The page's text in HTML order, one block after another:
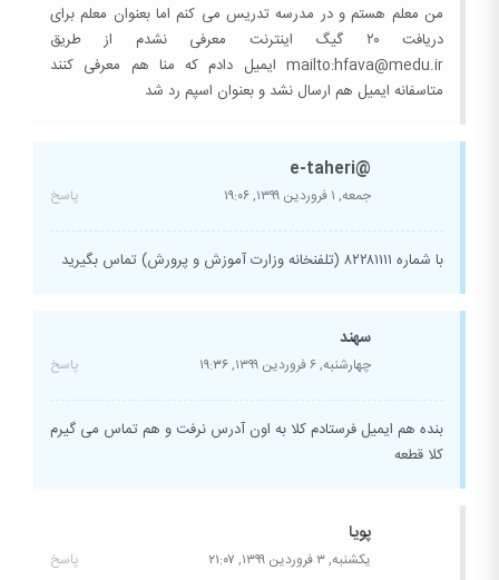
من معلم هستم و در مدرسه تدریس می کنم اما بعنوان معلم برای
دریافت ۲۰ گیگ اینترنت معرفی نشدم از طریق
mailto:hfava@medu.ir ایمیل دادم که منا هم معرفی کنند
متاسفانه ایمیل هم ارسال نشد و بعنوان اسپم رد شد
@e-taheri
جمعه, ۱ فروردین ۱۳۹۹, ۱۹:۰۶ پاسخ
با شماره ۸۲۲۸۱۱۱۱ (تلفنخانه وزارت آموزش و پرورش) تماس بگیرید
سهند
چهارشنبه, ۶ فروردین ۱۳۹۹, ۱۹:۳۶ پاسخ
بنده هم ایمیل فرستادم کلا به اون آدرس نرفت و هم تماس می گیرم
کلا قطعه
پویا
یکشنبه, ۳ فروردین ۱۳۹۹, ۲۱:۰۷ پاسخ